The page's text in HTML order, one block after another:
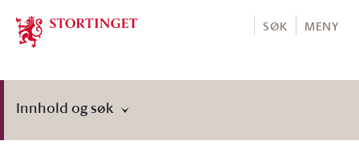
Stortinget.no
SØK MENY
Innhold og søk